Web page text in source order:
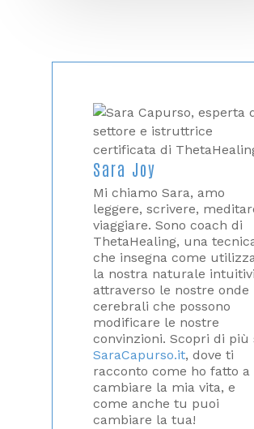
Sara Joy
Mi chiamo Sara, amo
leggere, scrivere,
viaggiare. Sono coach di
ThetaHealing, una
che insegna come
la nostra naturale
attraverso le nostre onde
cerebrali che possono
modificare le nostre
convinzioni. Scopri di più
SaraCapurso.it, dove ti
racconto come ho fatto a
cambiare la mia vita, e
come anche tu puoi
cambiare la tua!